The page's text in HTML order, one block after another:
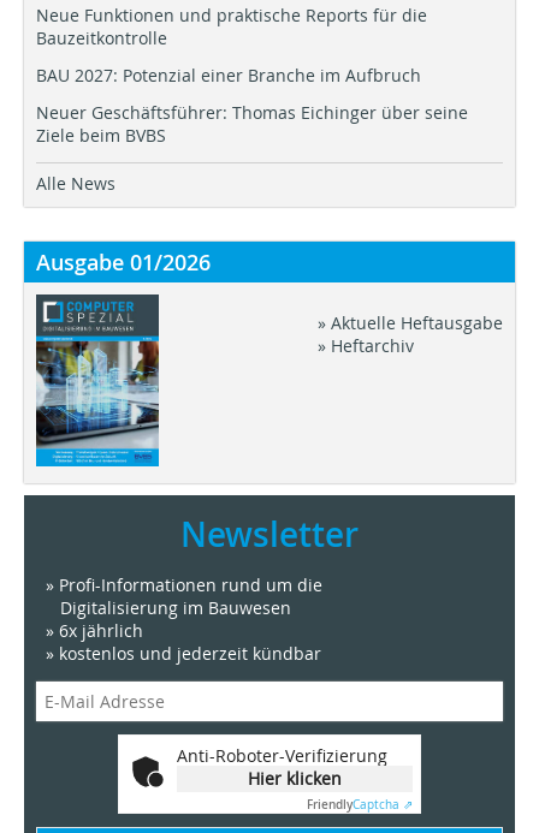
Neue Funktionen und praktische Reports für die
Bauzeitkontrolle
BAU 2027: Potenzial einer Branche im Aufbruch
Neuer Geschäftsführer: Thomas Eichinger über seine
Ziele beim BVBS
Alle News
Ausgabe 01/2026
» Aktuelle Heftausgabe
» Heftarchiv
Newsletter
» Profi-Informationen rund um die
Digitalisierung im Bauwesen
» 6x jährlich
» kostenlos und jederzeit kündbar
Anti-Roboter-Verifizierung
Hier klicken
FriendlyCaptcha ⇗